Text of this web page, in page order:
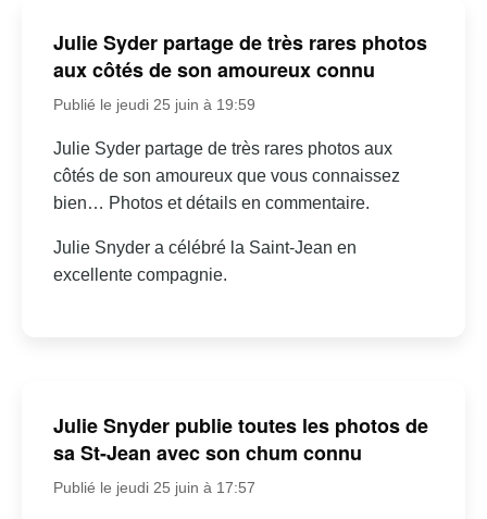
Julie Syder partage de très rares photos
aux côtés de son amoureux connu
Publié le jeudi 25 juin à 19:59
Julie Syder partage de très rares photos aux
côtés de son amoureux que vous connaissez
bien… Photos et détails en commentaire.
Julie Snyder a célébré la Saint-Jean en
excellente compagnie.
Julie Snyder publie toutes les photos de
sa St-Jean avec son chum connu
Publié le jeudi 25 juin à 17:57